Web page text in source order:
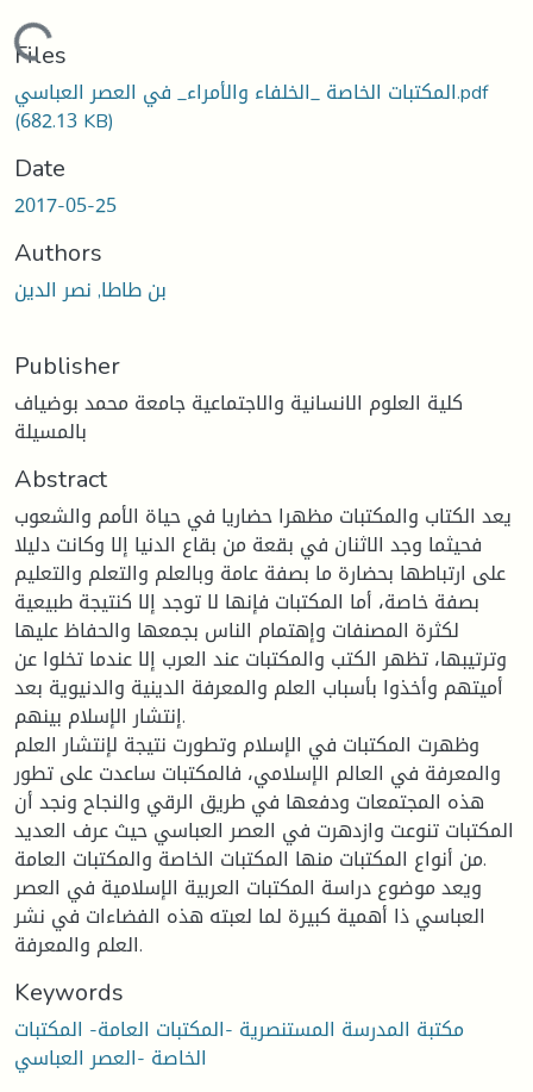
Loading...
Files
المكتبات الخاصة _الخلفاء والأمراء_ في العصر العباسي.pdf
(682.13 KB)
Date
2017-05-25
Authors
بن طاطا, نصر الدين
Publisher
كلية العلوم الانسانية والاجتماعية جامعة محمد بوضياف
بالمسيلة
Abstract
يعد الكتاب والمكتبات مظهرا حضاريا في حياة الأمم والشعوب
فحيثما وجد الاثنان في بقعة من بقاع الدنيا إلا وكانت دليلا
على ارتباطها بحضارة ما بصفة عامة وبالعلم والتعلم والتعليم
بصفة خاصة، أما المكتبات فإنها لا توجد إلا كنتيجة طبيعية
لكثرة المصنفات وإهتمام الناس بجمعها والحفاظ عليها
وترتيبها، تظهر الكتب والمكتبات عند العرب إلا عندما تخلوا عن
أميتهم وأخذوا بأسباب العلم والمعرفة الدينية والدنيوية بعد
إنتشار الإسلام بينهم.
وظهرت المكتبات في الإسلام وتطورت نتيجة لإنتشار العلم
والمعرفة في العالم الإسلامي، فالمكتبات ساعدت على تطور
هذه المجتمعات ودفعها في طريق الرقي والنجاح ونجد أن
المكتبات تنوعت وازدهرت في العصر العباسي حيث عرف العديد
من أنواع المكتبات منها المكتبات الخاصة والمكتبات العامة.
ويعد موضوع دراسة المكتبات العربية الإسلامية في العصر
العباسي ذا أهمية كبيرة لما لعبته هذه الفضاءات في نشر
العلم والمعرفة.
Keywords
مكتبة المدرسة المستنصرية -المكتبات العامة- المكتبات
الخاصة -العصر العباسي